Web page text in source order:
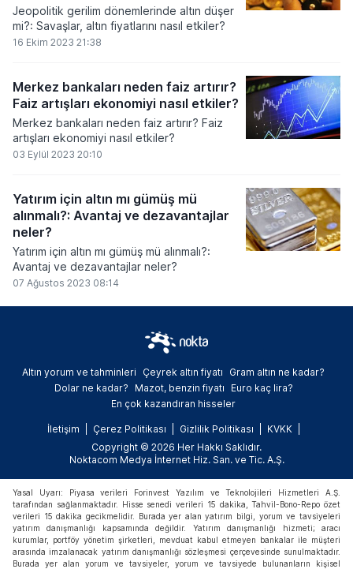
Jeopolitik gerilim dönemlerinde altın düşer
mi?: Savaşlar, altın fiyatlarını nasıl etkiler?
16 Ekim 2023 21:38
Merkez bankaları neden faiz artırır?
Faiz artışları ekonomiyi nasıl etkiler?
Merkez bankaları neden faiz artırır? Faiz
artışları ekonomiyi nasıl etkiler?
03 Eylül 2023 20:10
Yatırım için altın mı gümüş mü
alınmalı?: Avantaj ve dezavantajlar
neler?
Yatırım için altın mı gümüş mü alınmalı?:
Avantaj ve dezavantajlar neler?
07 Ağustos 2023 08:14
Altın yorum ve tahminleri Çeyrek altın fiyatı
Gram altın ne kadar?
Dolar ne kadar?
Mazot, benzin fiyatı
Euro kaç lira?
En çok kazandıran hisseler
İletişim Çerez Politikası Gizlilik Politikası
KVKK
Copyright © 2026 Her Hakkı Saklıdır.
Noktacom Medya İnternet Hiz. San. ve Tic. A.Ş.
Yasal Uyarı: Piyasa verileri Forinvest Yazılım ve Teknolojileri Hizmetleri A.Ş.
tarafından sağlanmaktadır. Hisse senedi verileri 15 dakika, Tahvil-Bono-Repo özet
verileri 15 dakika gecikmelidir. Burada yer alan yatırım bilgi, yorum ve tavsiyeleri
yatırım danışmanlığı kapsamında değildir. Yatırım danışmanlığı hizmeti; aracı
kurumlar, portföy yönetim şirketleri, mevduat kabul etmeyen bankalar ile müşteri
arasında imzalanacak yatırım danışmanlığı sözleşmesi çerçevesinde sunulmaktadır.
Burada yer alan yorum ve tavsiyeler, yorum ve tavsiyede bulunanların kişisel